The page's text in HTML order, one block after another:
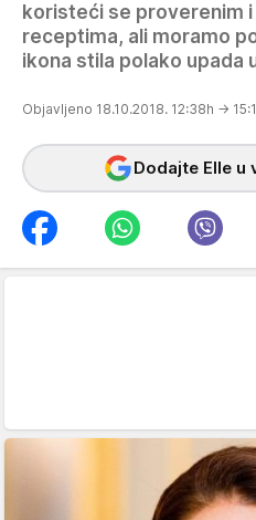
koristeći se proverenim
receptima, ali moramo
ikona stila polako upada
Objavljeno 18.10.2018. 12:38h →
Dodajte Elle u